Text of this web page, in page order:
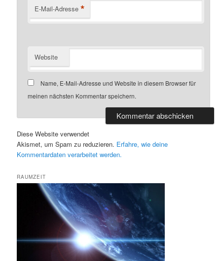
E-Mail-Adresse *
Website
Name, E-Mail-Adresse und Website in diesem Browser für
meinen nächsten Kommentar speichern.
Diese Website verwendet
Akismet, um Spam zu reduzieren. Erfahre, wie deine
Kommentardaten verarbeitet werden.
RAUMZEIT